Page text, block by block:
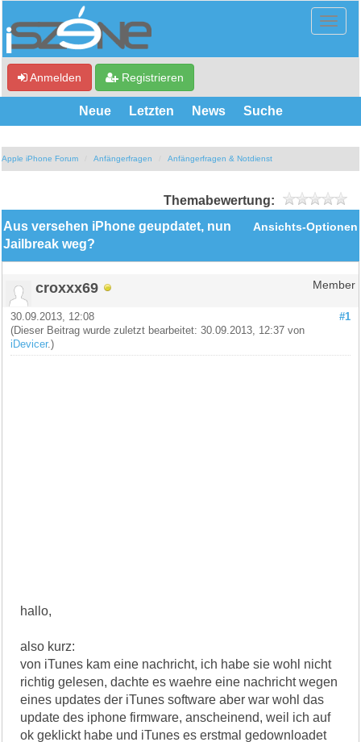
Anmelden Registrieren
Neue Letzten News Suche
Apple iPhone Forum Anfängerfragen Anfängerfragen & Notdienst
Themabewertung:
Ansichts-Optionen
Aus versehen iPhone geupdatet, nun
Jailbreak weg?
croxxx69 Member
#1
30.09.2013, 12:08
(Dieser Beitrag wurde zuletzt bearbeitet: 30.09.2013, 12:37 von
iDevicer.)
hallo,
also kurz:
von iTunes kam eine nachricht, ich habe sie wohl nicht
richtig gelesen, dachte es waehre eine nachricht wegen
eines updates der iTunes software aber war wohl das
update des iphone firmware, anscheinend, weil ich auf
ok geklickt habe und iTunes es erstmal gedownloadet